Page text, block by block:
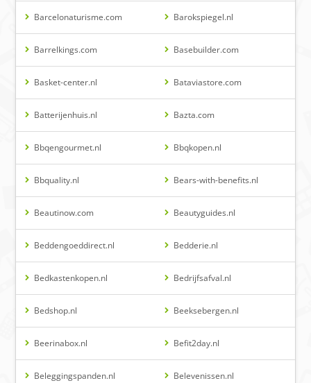
Barcelonaturisme.com Barokspiegel.nl
Barrelkings.com Basebuilder.com
Basket-center.nl Bataviastore.com
Batterijenhuis.nl Bazta.com
Bbqengourmet.nl Bbqkopen.nl
Bbquality.nl Bears-with-benefits.nl
Beautinow.com Beautyguides.nl
Beddengoeddirect.nl Bedderie.nl
Bedkastenkopen.nl Bedrijfsafval.nl
Bedshop.nl Beeksebergen.nl
Beerinabox.nl Befit2day.nl
Beleggingspanden.nl Belevenissen.nl